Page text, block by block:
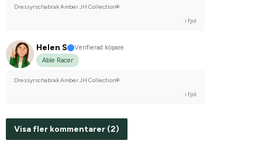
Dressyrschabrak Amber JH Collection®
i fjol
Helen S
Verifierad köpare
Able Racer
Dressyrschabrak Amber JH Collection®
i fjol
Visa fler kommentarer (2)